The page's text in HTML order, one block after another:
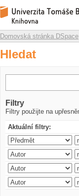
Hledat
Repozitář DSpace/
Domovská stránka DSpace
Hledat
Filtry
Filtry použijte na
Aktuální filtry: